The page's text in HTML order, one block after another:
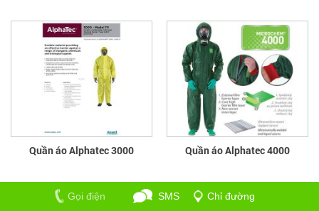
Quần áo Alphatec 3000 Quần áo Alphatec 4000
Gọi điện SMS Chỉ đường